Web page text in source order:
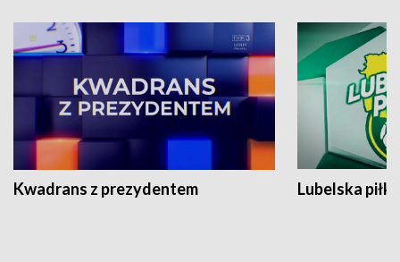
Kwadrans z prezydentem Lubelska piłka